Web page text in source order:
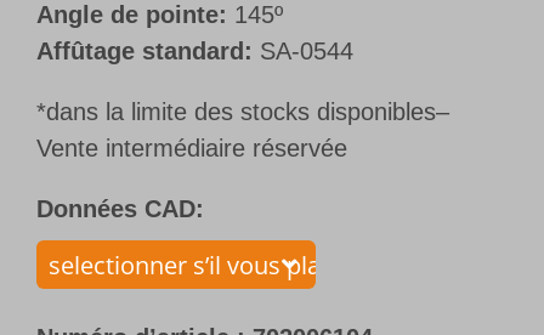
Angle de pointe: 145º
Affûtage standard: SA-0544
*dans la limite des stocks disponibles–
Vente intermédiaire réservée
Données CAD: